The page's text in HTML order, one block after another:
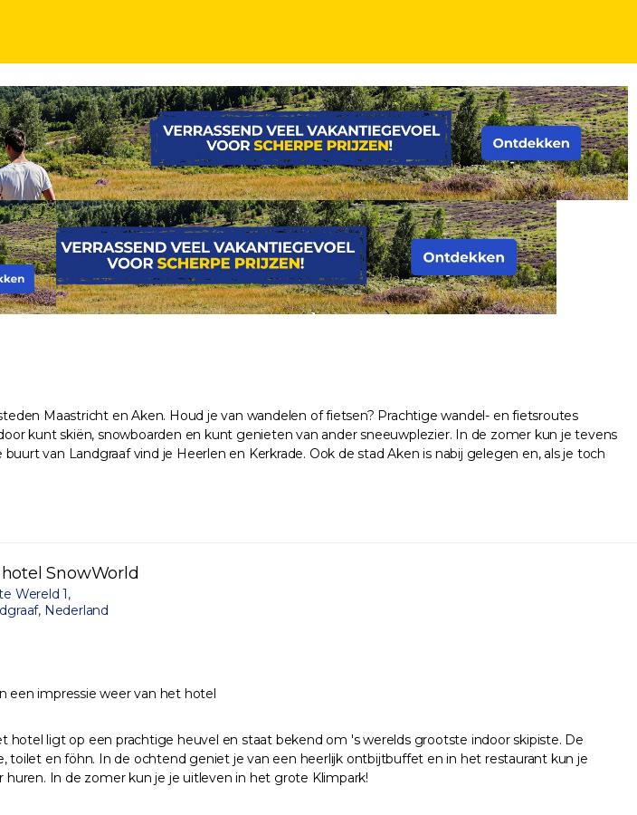
Maastricht en Aken. Houd je van wandelen of fietsen? Prachtige wandel- en fietsroutes
kunt skiën, snowboarden en kunt genieten van ander sneeuwplezier. In de zomer kun je tevens
van Landgraaf vind je Heerlen en Kerkrade. Ook de stad Aken is nabij gelegen en, als je toch
SnowWorld
Wereld 1,
Nederland
een impressie weer van het hotel
ligt op een prachtige heuvel en staat bekend om 's werelds grootste indoor skipiste. De
en föhn. In de ochtend geniet je van een heerlijk ontbijtbuffet en in het restaurant kun je
In de zomer kun je je uitleven in het grote Klimpark!